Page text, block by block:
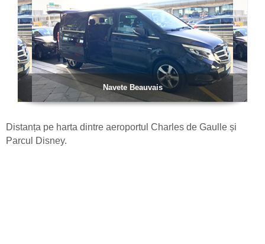
Navete Beauvais
Distanța pe harta dintre aeroportul Charles de Gaulle și
Parcul Disney.